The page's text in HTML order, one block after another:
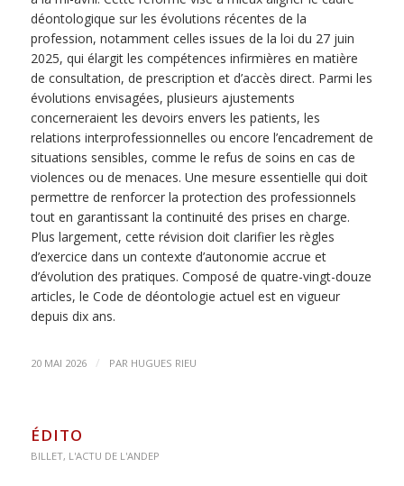
déontologique sur les évolutions récentes de la
profession, notamment celles issues de la loi du 27 juin
2025, qui élargit les compétences infirmières en matière
de consultation, de prescription et d’accès direct. Parmi les
évolutions envisagées, plusieurs ajustements
concerneraient les devoirs envers les patients, les
relations interprofessionnelles ou encore l’encadrement de
situations sensibles, comme le refus de soins en cas de
violences ou de menaces. Une mesure essentielle qui doit
permettre de renforcer la protection des professionnels
tout en garantissant la continuité des prises en charge.
Plus largement, cette révision doit clarifier les règles
d’exercice dans un contexte d’autonomie accrue et
d’évolution des pratiques. Composé de quatre-vingt-douze
articles, le Code de déontologie actuel est en vigueur
depuis dix ans.
20 MAI 2026 / PAR HUGUES RIEU
ÉDITO
BILLET, L'ACTU DE L'ANDEP